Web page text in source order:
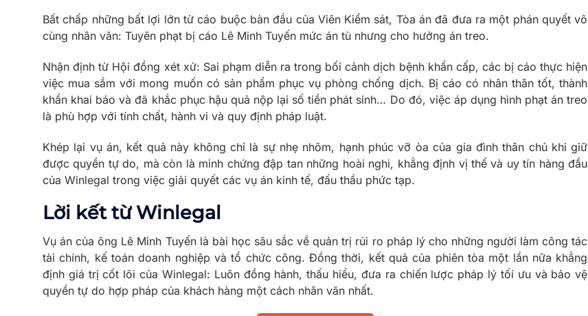
Bất chấp những bất lợi lớn từ cáo buộc bàn đầu của Viên Kiểm sát, Tòa án đã đưa ra một phán quyết vô
cùng nhân văn: Tuyên phạt bị cáo Lê Minh Tuyến mức án tù nhưng cho hưởng án treo.
Nhận định từ Hội đồng xét xử: Sai phạm diễn ra trong bối cảnh dịch bệnh khẩn cấp, các bị cáo thực hiện
việc mua sắm với mong muốn có sản phẩm phục vụ phòng chống dịch. Bị cáo có nhân thân tốt, thành
khẩn khai báo và đã khắc phục hậu quả nộp lại số tiền phát sinh… Do đó, việc áp dụng hình phạt án treo
là phù hợp với tính chất, hành vi và quy định pháp luật.
Khép lại vụ án, kết quả này không chỉ là sự nhẹ nhõm, hạnh phúc vỡ òa của gia đình thân chủ khi giữ
được quyền tự do, mà còn là minh chứng đập tan những hoài nghi, khẳng định vị thế và uy tín hàng đầu
của Winlegal trong việc giải quyết các vụ án kinh tế, đấu thầu phức tạp.
Lời kết từ Winlegal
Vụ án của ông Lê Minh Tuyến là bài học sâu sắc về quản trị rủi ro pháp lý cho những người làm công tác
tài chính, kế toán doanh nghiệp và tổ chức công. Đồng thời, kết quả của phiên tòa một lần nữa khẳng
định giá trị cốt lõi của Winlegal: Luôn đồng hành, thấu hiểu, đưa ra chiến lược pháp lý tối ưu và bảo vệ
quyền tự do hợp pháp của khách hàng một cách nhân văn nhất.